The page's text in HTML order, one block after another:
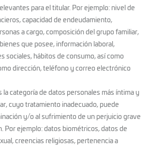
para el titular. Por ejemplo: nivel de
capacidad de endeudamiento,
a cargo, composición del grupo familiar,
que posee, información laboral,
sociales, hábitos de consumo, así como
dirección, teléfono y correo electrónico
la categoría de datos personales más íntima y
cuyo tratamiento inadecuado, puede
y/o al sufrimiento de un perjuicio grave
Por ejemplo: datos biométricos, datos de
creencias religiosas, pertenencia a